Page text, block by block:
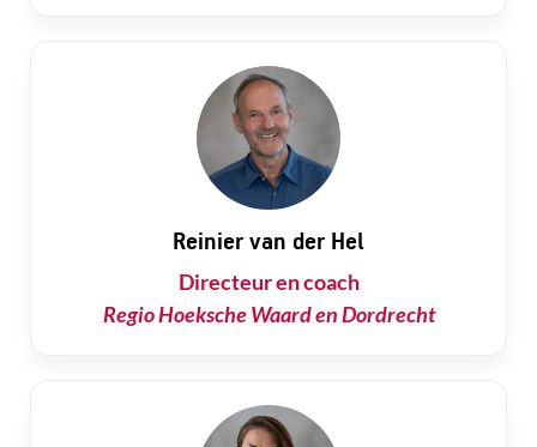
Reinier van der Hel
Directeur en coach
Regio Hoeksche Waard en Dordrecht